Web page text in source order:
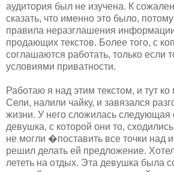
аудитория был не изучена. К
сказать, что именно это было,
правила неразглашения
продающих текстов. Более того, с
соглашаются работать, только если
условиями приватности.
Работаю я над этим текстом, и тут ко
Сели, налили чайку, и завязался
жизни. У него сложилась следующая
девушка, с которой они то,
не могли �поставить все точки над
решил делать ей предложение. Хотел
лететь на отдых. Эта девушка была